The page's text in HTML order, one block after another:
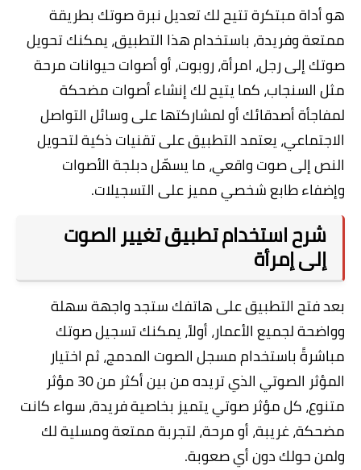
هو أداة مبتكرة تتيح لك تعديل نبرة صوتك بطريقة
ممتعة وفريدة، باستخدام هذا التطبيق، يمكنك تحويل
صوتك إلى رجل، امرأة، روبوت، أو أصوات حيوانات مرحة
مثل السنجاب، كما يتيح لك إنشاء أصوات مضحكة
لمفاجأة أصدقائك أو لمشاركتها على وسائل التواصل
الاجتماعي، يعتمد التطبيق على تقنيات ذكية لتحويل
النص إلى صوت واقعي، ما يسهّل دبلجة الأصوات
وإضفاء طابع شخصي مميز على التسجيلات.
شرح استخدام تطبيق تغيير الصوت
إلى إمرأة
بعد فتح التطبيق على هاتفك ستجد واجهة سهلة
وواضحة لجميع الأعمار، أولاً، يمكنك تسجيل صوتك
مباشرةً باستخدام مسجل الصوت المدمج، ثم اختيار
المؤثر الصوتي الذي تريده من بين أكثر من 30 مؤثر
متنوع، كل مؤثر صوتي يتميز بخاصية فريدة، سواء كانت
مضحكة، غريبة، أو مرحة، لتجربة ممتعة ومسلية لك
ولمن حولك دون أي صعوبة.